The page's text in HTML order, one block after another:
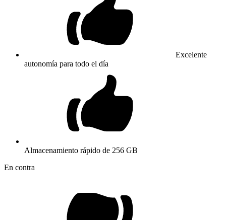
Excelente
autonomía para todo el día
Almacenamiento rápido de 256 GB
En contra